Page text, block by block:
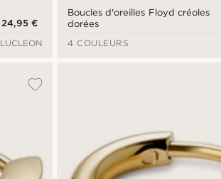
24,95 €
LUCLEON
Boucles d'oreilles Floyd créoles
dorées
4 COULEURS